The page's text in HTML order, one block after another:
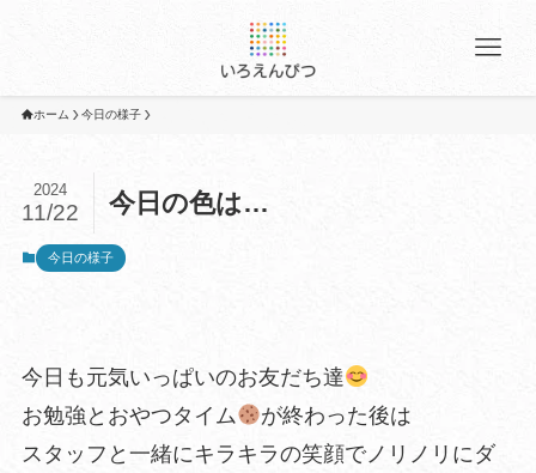
ホーム 今日の様子
今日の色は…
2024
11/22
今日の様子
今日も元気いっぱいのお友だち達
お勉強とおやつタイム
が終わった後は
スタッフと一緒にキラキラの笑顔でノリノリにダ